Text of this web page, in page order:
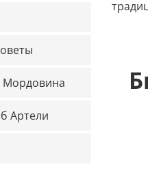
Мордовина
Артели